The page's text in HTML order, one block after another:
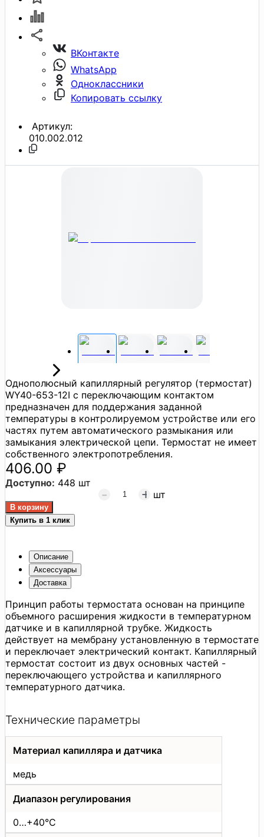
ВКонтакте
WhatsApp
Одноклассники
Копировать ссылку
Артикул:
010.002.012
Однополюсный капиллярный регулятор (термостат)
WY40-653-12I с переключающим контактом
предназначен для поддержания заданной
температуры в контролируемом устройстве или его
частях путем автоматического размыкания или
замыкания электрической цепи. Термостат не имеет
собственного электропотребления.
406.00 ₽
Доступно: 448 шт
шт
Купить в 1 клик
Описание
Аксессуары
Доставка
Принцип работы термостата основан на принципе
объемного расширения жидкости в температурном
датчике и в капиллярной трубке. Жидкость
действует на мембрану установленную в термостате
и переключает электрический контакт. Капиллярный
термостат состоит из двух основных частей -
переключающего устройства и капиллярного
температурного датчика.
Технические параметры
Материал капилляра и датчика
медь
Диапазон регулирования
0…+40°C